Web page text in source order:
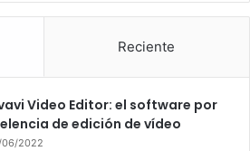
Reciente
Video Editor: el software por
de edición de vídeo
06/2022